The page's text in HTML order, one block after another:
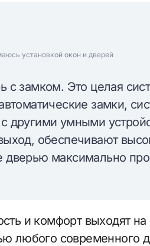
установкой окон и дверей
замком. Это целая
замки,
другими умными
обеспечивают
дверью максимально
и комфорт выходят
любого современного